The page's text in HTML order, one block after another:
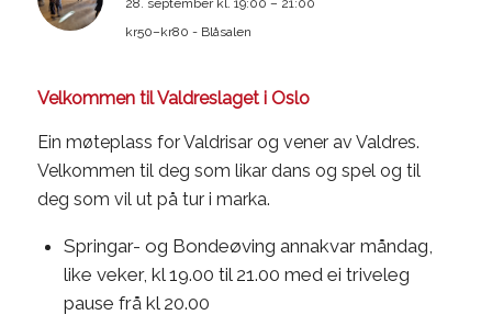
28. september kl. 19:00 – 21:00
kr50–kr80 - Blåsalen
Velkommen til Valdreslaget i Oslo
Ein møteplass for Valdrisar og vener av Valdres.
Velkommen til deg som likar dans og spel og til
deg som vil ut på tur i marka.
Springar- og Bondeøving annakvar måndag,
like veker, kl 19.00 til 21.00 med ei triveleg
pause frå kl 20.00